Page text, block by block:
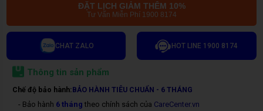
ĐẶT LỊCH GIẢM THÊM 10%
Tư Vấn Miễn Phí 1900 8174
CHAT ZALO HOT LINE 1900 8174
Thông tin sản phẩm
Chế độ bảo hành:BẢO HÀNH TIÊU CHUẨN - 6 THÁNG
- Bảo hành 6 tháng theo chính sách của CareCenter.vn